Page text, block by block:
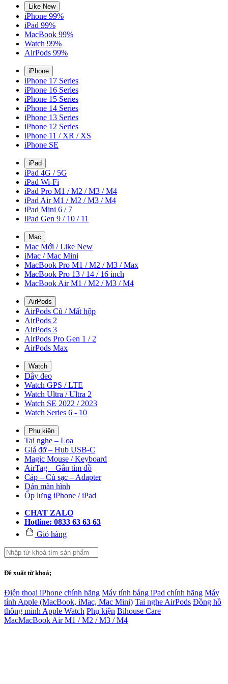
Like New
iPhone 99%
iPad 99%
MacBook 99%
Watch 99%
AirPods 99%
iPhone
iPhone 17 Series
iPhone 16 Series
iPhone 15 Series
iPhone 14 Series
iPhone 13 Series
iPhone 12 Series
iPhone 11 / XR / XS
iPhone SE
iPad
iPad 4G / 5G
iPad Wi-Fi
iPad Pro M1 / M2 / M3 / M4
iPad Air M1 / M2 / M3 / M4
iPad Mini 6 / 7
iPad Gen 9 / 10 / 11
Mac
Mac Mới / Like New
iMac / Mac Mini
MacBook Pro M1 / M2 / M3 / Max
MacBook Pro 13 / 14 / 16 inch
MacBook Air M1 / M2 / M3 / M4
AirPods
AirPods Cũ / Mất hộp
AirPods 2
AirPods 3
AirPods Pro Gen 1 / 2
AirPods Max
Watch
Dây đeo
Watch GPS / LTE
Watch Ultra / Ultra 2
Watch SE 2022 / 2023
Watch Series 6 - 10
Phụ kiện
Tai nghe – Loa
Giá đỡ – Hub USB-C
Magic Mouse / Keyboard
AirTag – Gắn tìm đồ
Cáp – Củ sạc – Adapter
Dán màn hình
Ốp lưng iPhone / iPad
CHAT ZALO
Hotline: 0833 63 63 63
Giỏ hàng
Đề xuất từ khoá;
Điện thoại iPhone chính hãng Máy tính bảng iPad chính hãng Máy
tính Apple (MacBook, iMac, Mac Mini) Tai nghe AirPods Đồng hồ
thông minh Apple Watch Phụ kiện Bihouse Care
MacMacBook Air M1 / M2 / M3 / M4